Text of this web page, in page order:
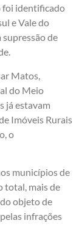
foi identificado
e Vale do
supressão de
Matos,
do Meio
já estavam
Imóveis Rurais
o
municípios de
total, mais de
objeto de
infrações